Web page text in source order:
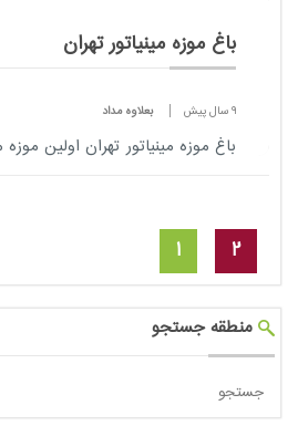
باغ‌ موزه مینیاتور تهران
9 سال پیش بعلاوه مداد
باغ موزه مینیاتور تهران اولین
1 2
منطقه جستجو